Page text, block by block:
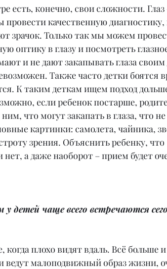
есть, конечно, свои сложности. Глаз
провести качественную
зрачок. Только так мы можем
оптику в глазу и посмотреть
и не дают закапывать глаза
Также часто детки боятся
К таким деткам ищем подход
если ребенок постарше,
что могут закапать в глаза, что
картинки: самолета, чайника,
зрения. Объяснить ребенку, что
а даже наоборот – прием будет
детей чаще всего встречаются
когда плохо видят вдаль. Всё больше и
ведут малоподвижный образ жизни,